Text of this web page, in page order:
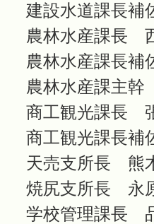
建設水道課長
農林水産課長
農林水産課長
農林水産課主
商工観光課長
商工観光課長
天売支所長
焼尻支所長
学校管理課長